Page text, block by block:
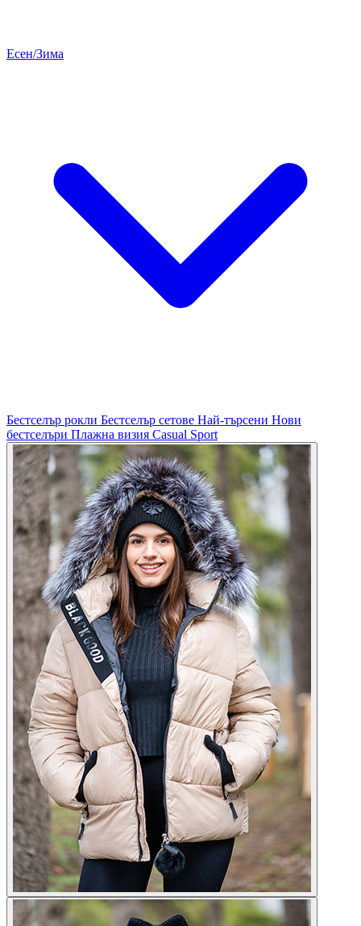
Есен/Зима
Бестселър рокли Бестселър сетове Най-търсени Нови
бестселъри Плажна визия Casual Sport